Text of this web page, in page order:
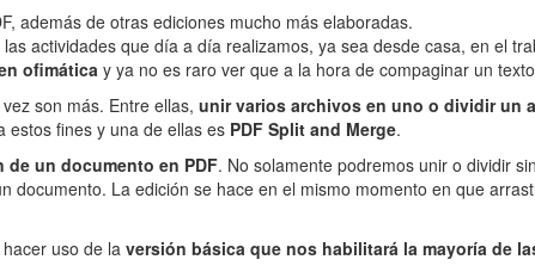
además de otras ediciones mucho más elaboradas.
actividades que día a día realizamos, ya sea desde casa, en el
ofimática y ya no es raro ver que a la hora de compaginar un
son más. Entre ellas, unir varios archivos en uno o dividir un
estos fines y una de ellas es PDF Split and Merge.
un documento en PDF. No solamente podremos unir o dividir
La edición se hace en el mismo momento en que
uso de la versión básica que nos habilitará la mayoría de